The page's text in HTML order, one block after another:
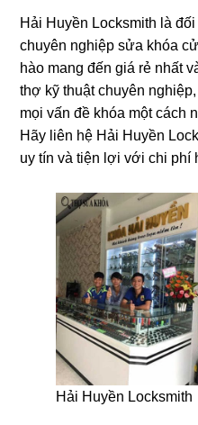
Hải Huyền Locksmith là
chuyên nghiệp sửa khóa
hào mang đến giá rẻ nhất
thợ kỹ thuật chuyên
mọi vấn đề khóa một cách
Hãy liên hệ Hải Huyền
uy tín và tiện lợi với chi phí
Hải Huyền Locksmith